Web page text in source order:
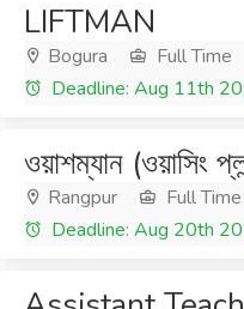
LIFTMAN
Bogura Full Time
Deadline: Aug 11th
ওয়াশম্যান (ওয়াসিং
Rangpur Full Time
Deadline: Aug 20th